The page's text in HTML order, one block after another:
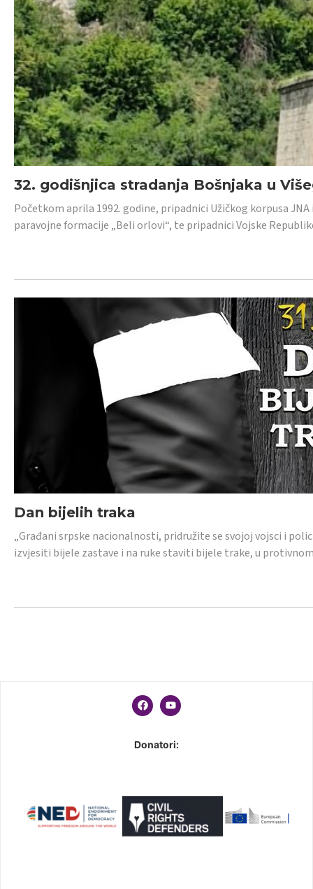
32. godišnjica stradanja Bošnjaka u
Početkom aprila 1992. godine, pripadnici Užičkog korpusa
paravojne formacije „Beli orlovi“, te pripadnici Vojske
Dan bijelih traka
„Građani srpske nacionalnosti, pridružite se svojoj vojsci i
izvjesiti bijele zastave i na ruke staviti bijele trake, u
Donatori: